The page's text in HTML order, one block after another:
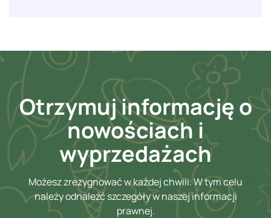
Otrzymuj informację o
nowościach i
wyprzedażach
Możesz zrezygnować w każdej chwili. W tym celu
należy odnaleźć szczegóły w naszej informacji
prawnej.